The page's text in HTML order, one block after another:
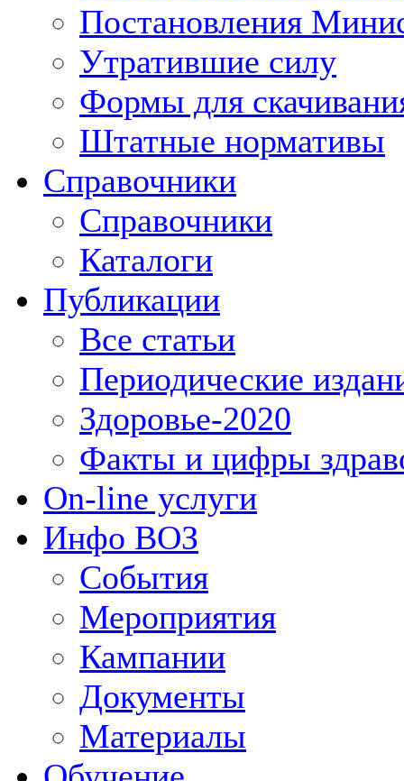
Постановления
Утратившие силу
Формы для
Штатные нормативы
Справочники
Справочники
Каталоги
Публикации
Все статьи
Периодические
Здоровье-2020
Факты и цифры
On-line услуги
Инфо ВОЗ
События
Мероприятия
Кампании
Документы
Материалы